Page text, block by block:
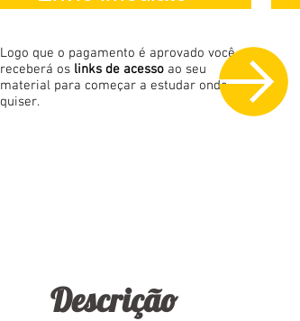
Logo que o pagamento é aprovado você
receberá os links de acesso ao seu
material para começar a estudar onde
quiser.
Descrição